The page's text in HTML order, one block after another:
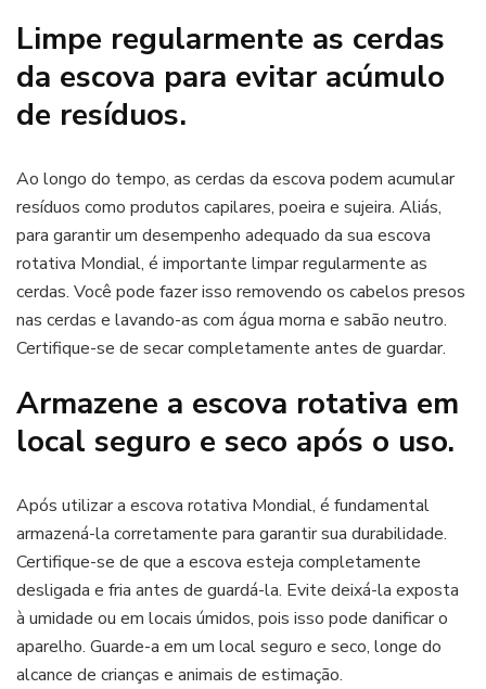
Limpe regularmente as cerdas
da escova para evitar acúmulo
de resíduos.
Ao longo do tempo, as cerdas da escova podem acumular
resíduos como produtos capilares, poeira e sujeira. Aliás,
para garantir um desempenho adequado da sua escova
rotativa Mondial, é importante limpar regularmente as
cerdas. Você pode fazer isso removendo os cabelos presos
nas cerdas e lavando-as com água morna e sabão neutro.
Certifique-se de secar completamente antes de guardar.
Armazene a escova rotativa em
local seguro e seco após o uso.
Após utilizar a escova rotativa Mondial, é fundamental
armazená-la corretamente para garantir sua durabilidade.
Certifique-se de que a escova esteja completamente
desligada e fria antes de guardá-la. Evite deixá-la exposta
à umidade ou em locais úmidos, pois isso pode danificar o
aparelho. Guarde-a em um local seguro e seco, longe do
alcance de crianças e animais de estimação.